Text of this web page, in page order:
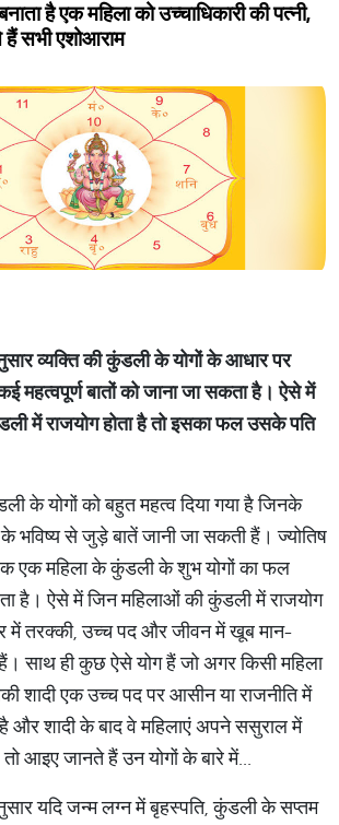
है एक महिला को उच्चाधिकारी की पत्नी,
हैं सभी एशोआराम
व्यक्ति की कुंडली के योगों के आधार पर
बातों को जाना जा सकता है। ऐसे में
में राजयोग होता है तो इसका फल उसके पति
के योगों को बहुत महत्व दिया गया है जिनके
भविष्य से जुड़े बातें जानी जा सकती हैं। ज्योतिष
एक महिला के कुंडली के शुभ योगों का फल
है। ऐसे में जिन महिलाओं की कुंडली में राजयोग
में तरक्की, उच्च पद और जीवन में खूब मान-
साथ ही कुछ ऐसे योग हैं जो अगर किसी महिला
शादी एक उच्च पद पर आसीन या राजनीति में
और शादी के बाद वे महिलाएं अपने ससुराल में
आइए जानते हैं उन योगों के बारे में...
यदि जन्म लग्न में बृहस्पति, कुंडली के सप्तम